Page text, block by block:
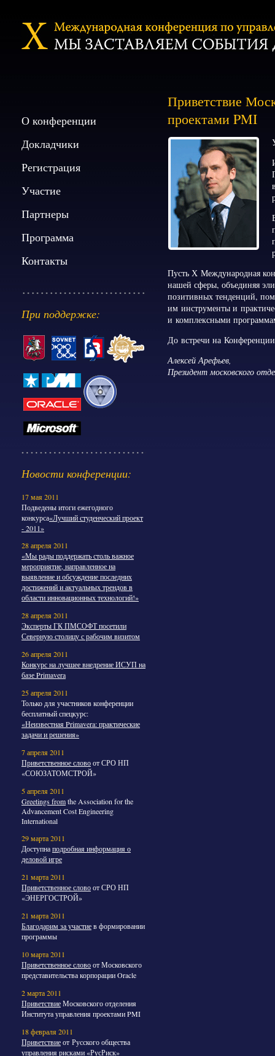
О конференции
Докладчики
Регистрация
Участие
Партнеры
Программа
Контакты
При поддержке:
Новости конференции:
17 мая 2011
Подведены итоги ежегодного
конкурса«Лучший студенческий проект
- 2011»
28 апреля 2011
«Мы рады поддержать столь важное
мероприятие, направленное на
выявление и обсуждение последних
достижений и актуальных трендов в
области инновационных технологий!»
28 апреля 2011
Эксперты ГК ПМСОФТ посетили
Северную столицу с рабочим визитом
26 апреля 2011
Конкурс на лучшее внедрение ИСУП на
базе Primavera
25 апреля 2011
Только для участников конференции
бесплатный спецкурс:
«Неизвестная Primavera: практические
задачи и решения»
7 апреля 2011
Приветственное словоот СРО НП
«СОЮЗАТОМСТРОЙ»
5 апреля 2011
Greetings fromthe Association for the
Advancement Cost Engineering
International
29 марта 2011
Доступнаподробная информация о
деловой игре
21 марта 2011
Приветственное словоот СРО НП
«ЭНЕРГОСТРОЙ»
21 марта 2011
Благодарим за участиев формировании
программы
10 марта 2011
Приветственное словоот Московского
представительства корпорации Oracle
2 марта 2011
ПриветствиеМосковского отделения
Института управления проектами PMI
18 февраля 2011
Приветствиеот Русского общества
управления рисками «РусРиск»
Приветствие
проектами PMI
Пусть Х Международная
нашей сферы, объединяя
позитивных тенденций,
им инструменты и
и комплексными
До встречи на
Алексей Арефьев,
Президент московского